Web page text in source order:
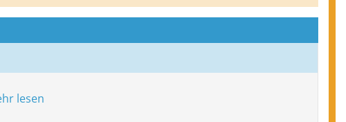
lesen